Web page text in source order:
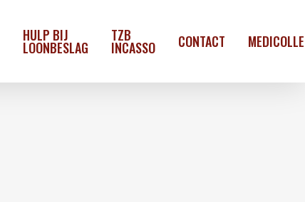
HULP BIJ
LOONBESLAG
TZB
INCASSO CONTACT